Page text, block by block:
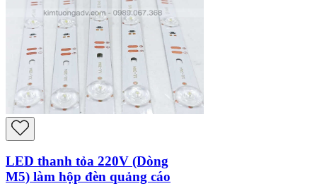
LED thanh tỏa 220V (Dòng
M5) làm hộp đèn quảng cáo